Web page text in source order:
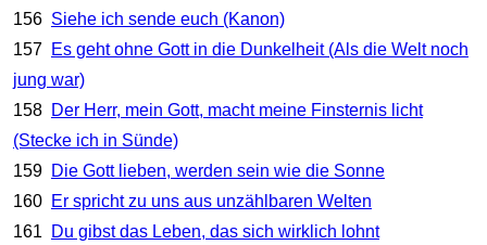
156 Siehe ich sende euch (Kanon)
157 Es geht ohne Gott in die Dunkelheit (Als die Welt noch
jung war)
158 Der Herr, mein Gott, macht meine Finsternis licht
(Stecke ich in Sünde)
159 Die Gott lieben, werden sein wie die Sonne
160 Er spricht zu uns aus unzählbaren Welten
161
Du gibst das Leben, das sich wirklich lohnt